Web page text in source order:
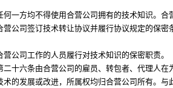
一方均不得使用合营公司拥有的技术知识。合
公司签订技术转让协议并履行协议规定的保密
公司工作的人员履行对技术知识的保密职责。
十六条由合营公司的雇员、转包者、代理人在
的发展或改进，所属权均归合营公司所有。与